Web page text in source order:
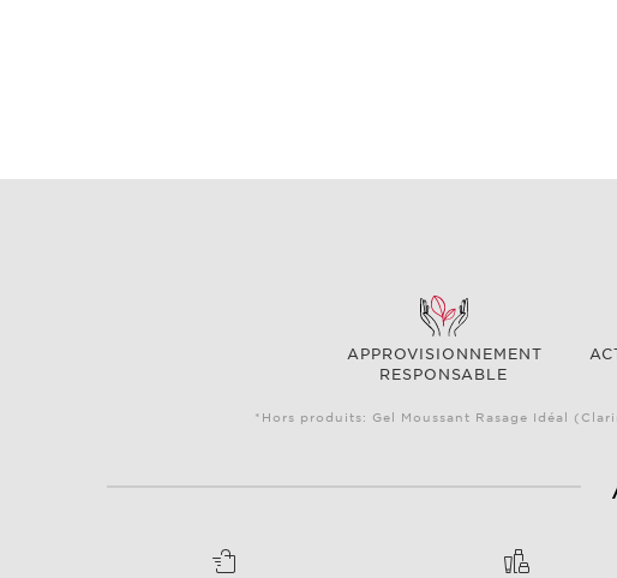
APPROVISIONNEMENT
RESPONSABLE
*Hors produits: Gel Moussant Rasage Idéal